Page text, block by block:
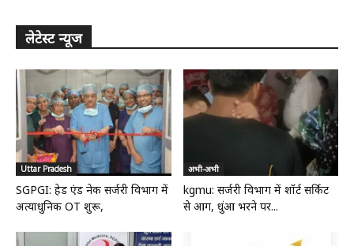
लेटेस्ट न्यूज
Uttar Pradesh
SGPGI: हेड एंड नेक सर्जरी विभाग में
अत्याधुनिक OT शुरू,
अभी-अभी
kgmu: सर्जरी विभाग में शॉर्ट सर्किट
से आग, धुंआ भरने पर...